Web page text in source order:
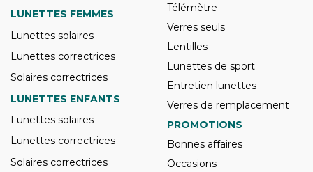
LUNETTES FEMMES
Lunettes solaires
Lunettes correctrices
Solaires correctrices
LUNETTES ENFANTS
Lunettes solaires
Lunettes correctrices
Solaires correctrices
Télémètre
Verres seuls
Lentilles
Lunettes de sport
Entretien lunettes
Verres de remplacement
PROMOTIONS
Bonnes affaires
Occasions